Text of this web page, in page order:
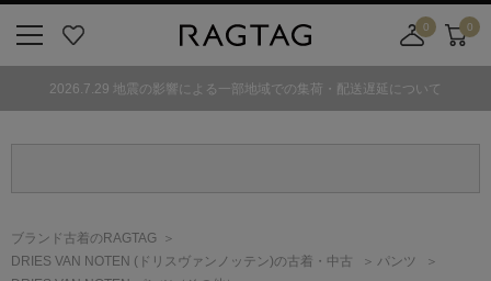
気
0
舗
カ
0
2026.7.29 地震の影響による一部地域での集荷・配送遅延について
ブランド古着のRAGTAG
DRIES VAN NOTEN (ドリスヴァンノッテン)の古着・中古
パンツ